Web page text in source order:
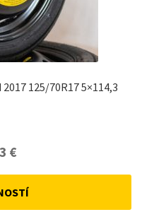
125/70R17 5×114,3
€Current